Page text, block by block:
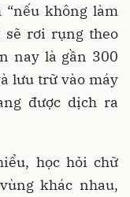
không làm
sẽ rơi rụng theo
nay là gần 300
lưu trữ vào máy
được dịch ra
học hỏi chữ
khác nhau,